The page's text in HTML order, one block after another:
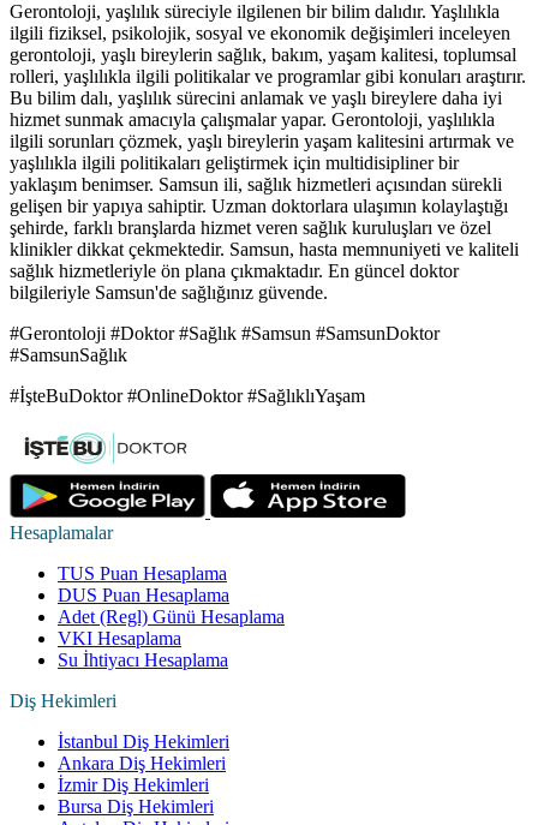
Gerontoloji, yaşlılık süreciyle ilgilenen bir bilim dalıdır. Yaşlılıkla
ilgili fiziksel, psikolojik, sosyal ve ekonomik değişimleri inceleyen
gerontoloji, yaşlı bireylerin sağlık, bakım, yaşam kalitesi, toplumsal
rolleri, yaşlılıkla ilgili politikalar ve programlar gibi konuları araştırır.
Bu bilim dalı, yaşlılık sürecini anlamak ve yaşlı bireylere daha iyi
hizmet sunmak amacıyla çalışmalar yapar. Gerontoloji, yaşlılıkla
ilgili sorunları çözmek, yaşlı bireylerin yaşam kalitesini artırmak ve
yaşlılıkla ilgili politikaları geliştirmek için multidisipliner bir
yaklaşım benimser. Samsun ili, sağlık hizmetleri açısından sürekli
gelişen bir yapıya sahiptir. Uzman doktorlara ulaşımın kolaylaştığı
şehirde, farklı branşlarda hizmet veren sağlık kuruluşları ve özel
klinikler dikkat çekmektedir. Samsun, hasta memnuniyeti ve kaliteli
sağlık hizmetleriyle ön plana çıkmaktadır. En güncel doktor
bilgileriyle Samsun'de sağlığınız güvende.
#Gerontoloji #Doktor #Sağlık #Samsun #SamsunDoktor
#SamsunSağlık
#İşteBuDoktor #OnlineDoktor #SağlıklıYaşam
Hesaplamalar
TUS Puan Hesaplama
DUS Puan Hesaplama
Adet (Regl) Günü Hesaplama
VKI Hesaplama
Su İhtiyacı Hesaplama
Diş Hekimleri
İstanbul Diş Hekimleri
Ankara Diş Hekimleri
İzmir Diş Hekimleri
Bursa Diş Hekimleri